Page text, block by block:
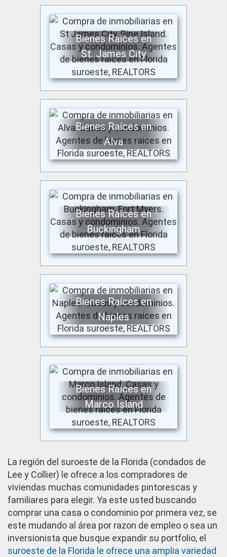
Bienes Raíces en
St. James City
Bienes Raíces en
Alva
Bienes Raíces en
Buckingham
Bienes Raíces en
Naples
Bienes Raíces en
Marco Island
La región del suroeste de la Florida (condados de
Lee y Collier) le ofrece a los compradores de
viviendas muchas comunidades pintorescas y
familiares para elegir. Ya este usted buscando
comprar una casa o condominio por primera vez, se
este mudando al área por razon de empleo o sea un
inversionista que busque expandir su portfolio, el
suroeste de la Florida le ofrece una amplia variedad